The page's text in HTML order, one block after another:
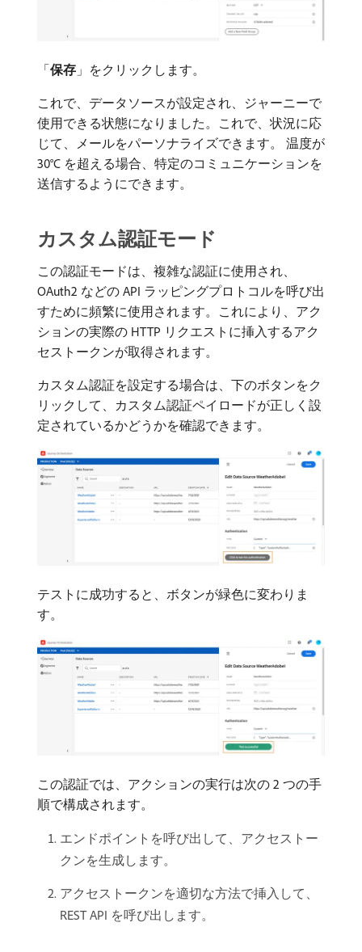
「保存 」をクリックします。
これで、データソースが設定され、ジャーニーで
使用できる状態になりました。これで、状況に応
じて、メールをパーソナライズできます。 温度が
30°C を超える場合、特定のコミュニケーションを
送信するようにできます。
カスタム認証モード
この認証モードは、複雑な認証に使用され、
OAuth2 などの API ラッピングプロトコルを呼び出
すために頻繁に使用されます。これにより、アク
ションの実際の HTTP リクエストに挿入するアク
セストークンが取得されます。
カスタム認証を設定する場合は、下のボタンをク
リックして、カスタム認証ペイロードが正しく設
定されているかどうかを確認できます。
テストに成功すると、ボタンが緑色に変わりま
す。
この認証では、アクションの実行は次の 2 つの手
順で構成されます。
エンドポイントを呼び出して、アクセストー
クンを生成します。
アクセストークンを適切な方法で挿入して、
REST API を呼び出します。